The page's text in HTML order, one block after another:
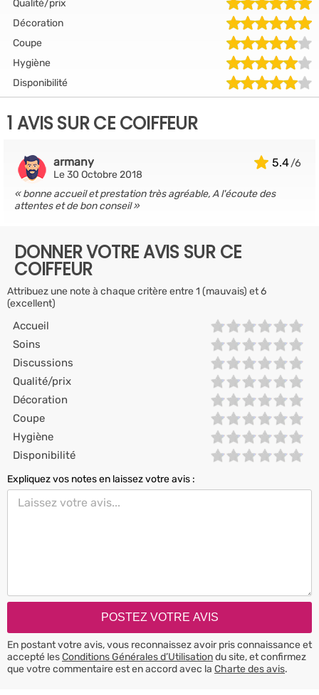
Qualité/prix
Décoration
Coupe
Hygiène
Disponibilité
1 AVIS SUR CE COIFFEUR
5.4
armany
Le 30 Octobre 2018
bonne accueil et prestation très agréable, A l'écoute des
attentes et de bon conseil
DONNER VOTRE AVIS SUR CE
COIFFEUR
Attribuez une note à chaque critère entre 1 (mauvais) et 6
(excellent)
Accueil
Soins
Discussions
Qualité/prix
Décoration
Coupe
Hygiène
Disponibilité
Expliquez vos notes en laissez votre avis :
En postant votre avis, vous reconnaissez avoir pris connaissance et
accepté lesConditions Générales d’Utilisationdu site, et confirmez
que votre commentaire est en accord avec la Charte des avis.